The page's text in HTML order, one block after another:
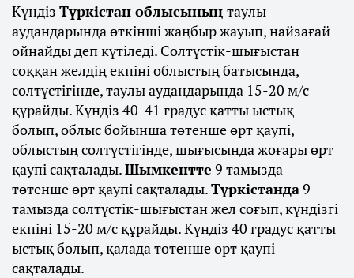
Күндіз Түркістан облысының таулы
аудандарында өткінші жаңбыр жауып, найзағай
ойнайды деп күтіледі. Солтүстік-шығыстан
соққан желдің екпіні облыстың батысында,
солтүстігінде, таулы аудандарында 15-20 м/с
құрайды. Күндіз 40-41 градус қатты ыстық
болып, облыс бойынша төтенше өрт қаупі,
облыстың солтүстігінде, шығысында жоғары өрт
қаупі сақталады.Шымкентте 9 тамызда
төтенше өрт қаупі сақталады.Түркістанда9
тамызда солтүстік-шығыстан жел соғып, күндізгі
екпіні 15-20 м/с құрайды. Күндіз 40 градус қатты
ыстық болып, қалада төтенше өрт қаупі
сақталады.